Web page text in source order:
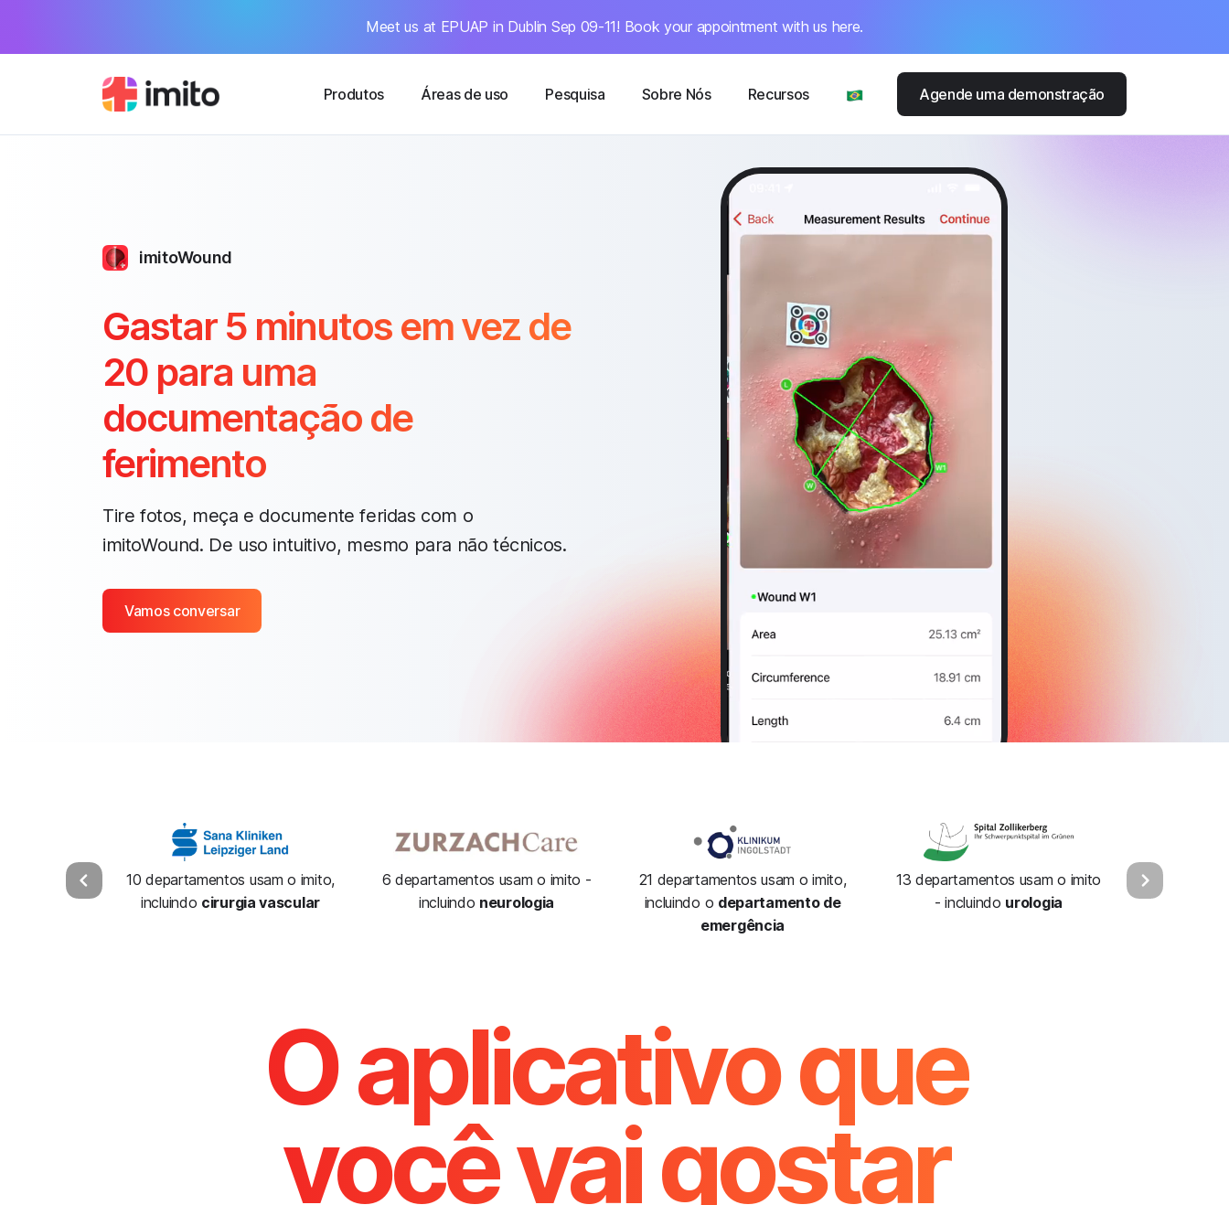
Meet us at EPUAP in Dublin Sep 09-11! Book your appointment with us here.
Produtos Áreas de uso Pesquisa Sobre Nós Recursos Agende uma demonstração
imitoWound
Gastar 5 minutos em vez de
20 para uma
documentação de
ferimento
Tire fotos, meça e documente feridas com o
imitoWound. De uso intuitivo, mesmo para não técnicos.
Vamos conversar
10 departamentos usam o imito,
incluindo cirurgia vascular
6 departamentos usam o imito -
incluindo neurologia
21 departamentos usam o imito,
incluindo o departamento de
emergência
13 departamentos usam o imito
- incluindo urologia
O aplicativo que
você vai gostar